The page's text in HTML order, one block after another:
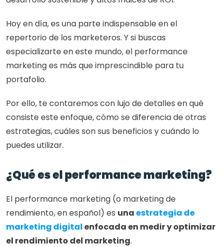
Hoy en día, es una parte indispensable en el
repertorio de los marketeros. Y si buscas
especializarte en este mundo, el performance
marketing es más que imprescindible para tu
portafolio.
Por ello, te contaremos con lujo de detalles en qué
consiste este enfoque, cómo se diferencia de otras
estrategias, cuáles son sus beneficios y cuándo lo
puedes utilizar.
¿Qué es el performance marketing?
El performance marketing (o marketing de
rendimiento, en español) es una estrategia de
marketing digital enfocada en medir y optimizar
el rendimiento del marketing.